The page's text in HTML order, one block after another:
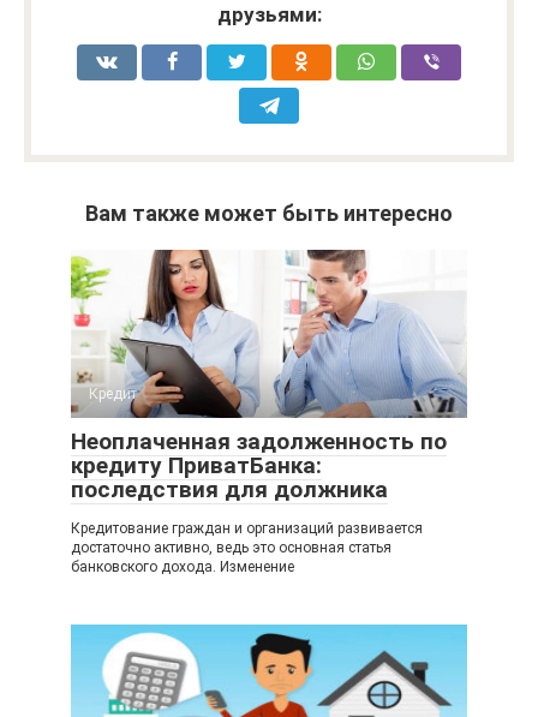
друзьями:
Вам также может быть интересно
Кредит
Неоплаченная задолженность по
кредиту ПриватБанка:
последствия для должника
Кредитование граждан и организаций развивается
достаточно активно, ведь это основная статья
банковского дохода. Изменение